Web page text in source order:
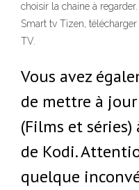
choisir la chaine à
Smart tv Tizen,
TV.
Vous avez
de mettre à
(Films et
de Kodi.
quelque